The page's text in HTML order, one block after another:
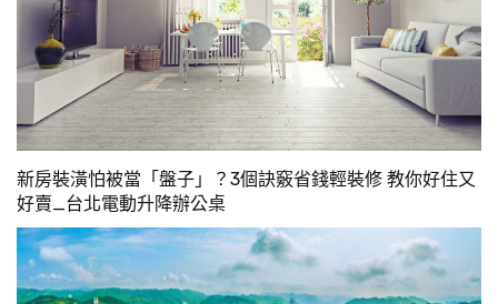
新房裝潢怕被當「盤子」？3個訣竅省錢輕裝修 教你好住又
好賣_台北電動升降辦公桌